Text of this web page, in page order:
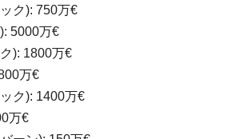
ク): 750万€
5000万€
): 1800万€
万€
ク): 1400万€
万€